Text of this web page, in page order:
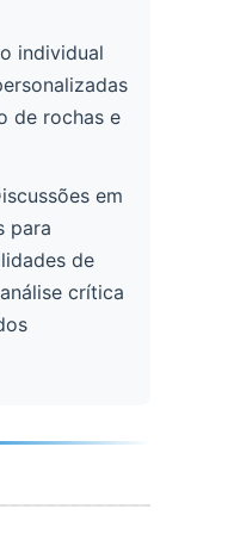
individual
de rochas e
em
para
de
crítica